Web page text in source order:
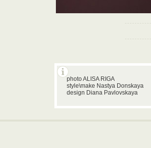
photo ALISA RIGA
style\make Nastya Donskaya
design Diana Pavlovskaya